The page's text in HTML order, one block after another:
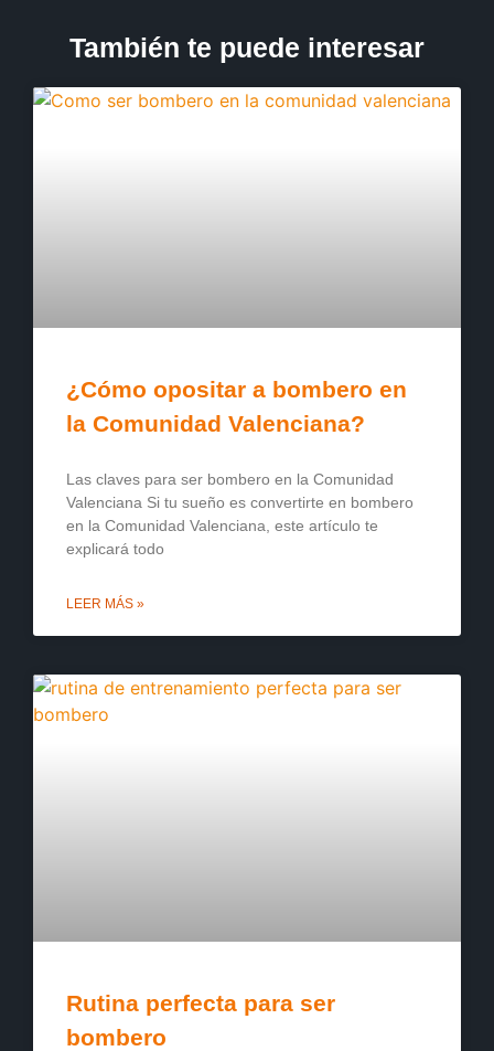
También te puede interesar
¿Cómo opositar a bombero en
la Comunidad Valenciana?
Las claves para ser bombero en la Comunidad
Valenciana Si tu sueño es convertirte en bombero
en la Comunidad Valenciana, este artículo te
explicará todo
LEER MÁS »
Rutina perfecta para ser
bombero